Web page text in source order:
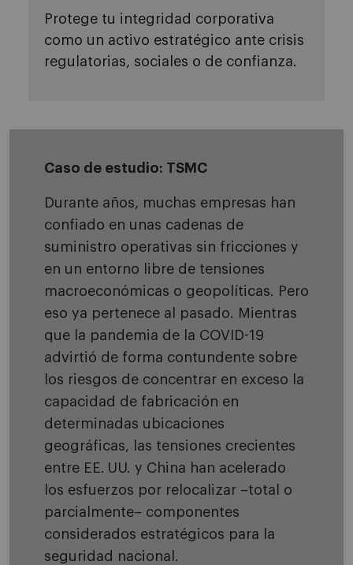
Protege tu integridad corporativa
como un activo estratégico ante crisis
regulatorias, sociales o de confianza.
Caso de estudio: TSMC
Durante años, muchas empresas han
confiado en unas cadenas de
suministro operativas sin fricciones y
en un entorno libre de tensiones
macroeconómicas o geopolíticas. Pero
eso ya pertenece al pasado. Mientras
que la pandemia de la COVID-19
advirtió de forma contundente sobre
los riesgos de concentrar en exceso la
capacidad de fabricación en
determinadas ubicaciones
geográficas, las tensiones crecientes
entre EE. UU. y China han acelerado
los esfuerzos por relocalizar –total o
parcialmente– componentes
considerados estratégicos para la
seguridad nacional.